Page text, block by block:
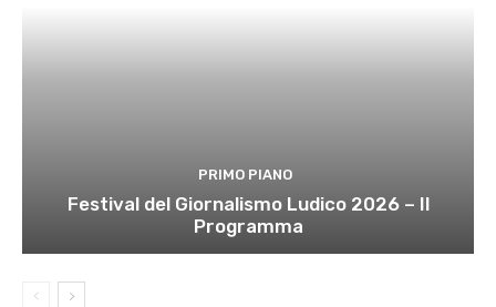
PRIMO PIANO
Festival del Giornalismo Ludico 2026 – Il
Programma